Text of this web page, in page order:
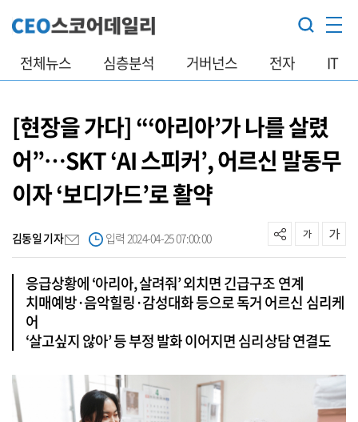
전체뉴스 심층분석 거버넌스 전자 IT
[현장을 가다] “‘아리아’가 나를 살렸
어”…SKT ‘AI 스피커’, 어르신 말동무
이자 ‘보디가드’로 활약
김동일 기자 입력 2024-04-25 07:00:00
응급상황에 ‘아리아, 살려줘’ 외치면 긴급구조 연계
치매예방·음악힐링·감성대화 등으로 독거 어르신 심리케
어
‘살고싶지 않아’ 등 부정 발화 이어지면 심리상담 연결도